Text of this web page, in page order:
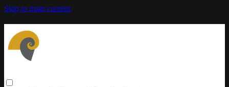
Skip to main content